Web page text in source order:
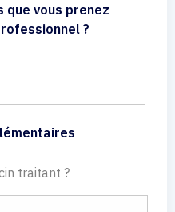
vous prenez
?
traitant ?